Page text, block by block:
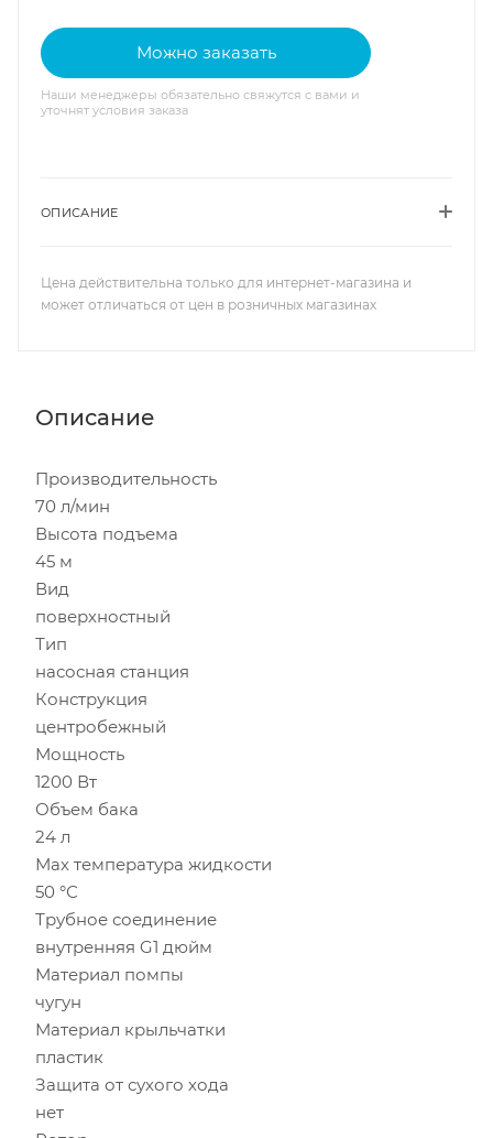
Можно заказать
Наши менеджеры обязательно свяжутся с вами и
уточнят условия заказа
ОПИСАНИЕ
Цена действительна только для интернет-магазина и
может отличаться от цен в розничных магазинах
Описание
Производительность
70 л/мин
Высота подъема
45 м
Вид
поверхностный
Тип
насосная станция
Конструкция
центробежный
Мощность
1200 Вт
Объем бака
24 л
Мах температура жидкости
50 °С
Трубное соединение
внутренняя G1 дюйм
Материал помпы
чугун
Материал крыльчатки
пластик
Защита от сухого хода
нет